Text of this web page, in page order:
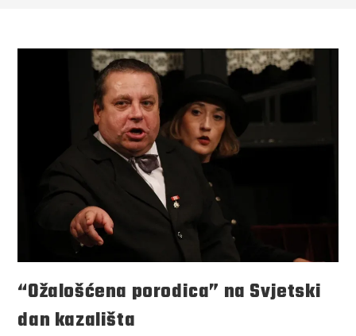
“Ožalošćena porodica” na Svjetski
dan kazališta